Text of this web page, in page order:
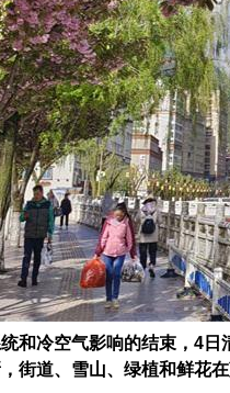
和冷空气影响的结束，4
街道、雪山、绿植和鲜花